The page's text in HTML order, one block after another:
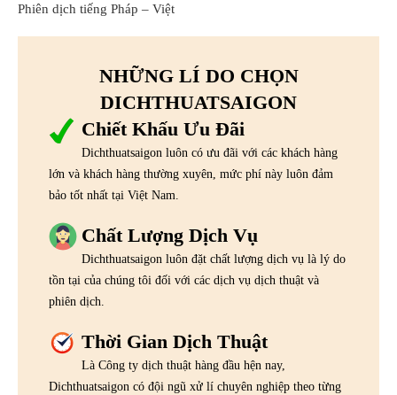
Phiên dịch tiếng Pháp – Việt
NHỮNG LÍ DO CHỌN
DICHTHUATSAIGON
Chiết Khấu Ưu Đãi
Dichthuatsaigon luôn có ưu đãi với các khách hàng
lớn và khách hàng thường xuyên, mức phí này luôn đảm
bảo tốt nhất tại Việt Nam.
Chất Lượng Dịch Vụ
Dichthuatsaigon luôn đặt chất lượng dịch vụ là lý do
tồn tại của chúng tôi đối với các dịch vụ dịch thuật và
phiên dịch.
Thời Gian Dịch Thuật
Là Công ty dịch thuật hàng đầu hện nay,
Dichthuatsaigon có đội ngũ xử lí chuyên nghiệp theo từng